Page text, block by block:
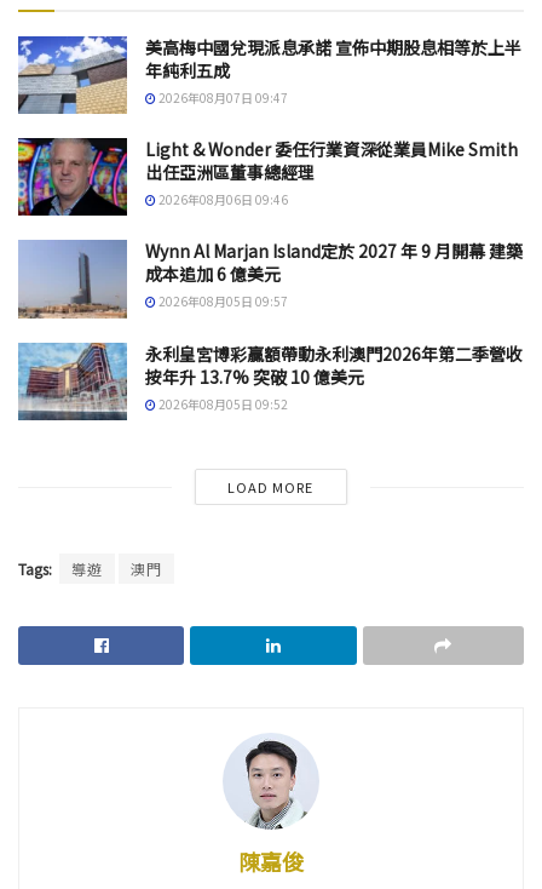
美高梅中國兌現派息承諾 宣佈中期股息相等於上半
年純利五成
2026年08月07日 09:47
Light & Wonder 委任行業資深從業員Mike Smith
出任亞洲區董事總經理
2026年08月06日 09:46
Wynn Al Marjan Island定於 2027 年 9 月開幕 建築
成本追加 6 億美元
2026年08月05日 09:57
永利皇宮博彩贏額帶動永利澳門2026年第二季營收
按年升 13.7% 突破 10 億美元
2026年08月05日 09:52
LOAD MORE
Tags: 導遊 澳門
陳嘉俊